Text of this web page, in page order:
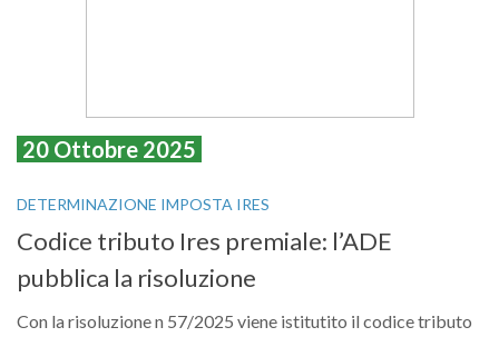
20 Ottobre 2025
DETERMINAZIONE IMPOSTA IRES
Codice tributo Ires premiale: l’ADE
pubblica la risoluzione
Con la risoluzione n 57/2025 viene istitutito il codice tributo